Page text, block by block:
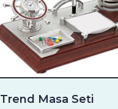
Trend Masa Seti